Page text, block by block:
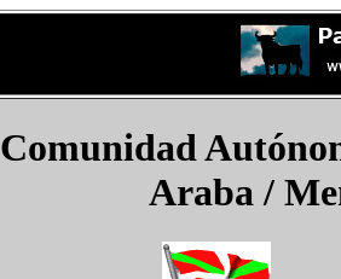
Comunidad
Araba /